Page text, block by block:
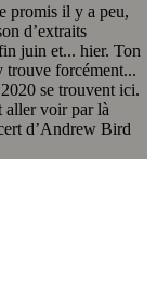
promis il y a peu,
d’extraits
juin et... hier. Ton
trouve forcément...
se trouvent ici.
aller voir par là
d’Andrew Bird